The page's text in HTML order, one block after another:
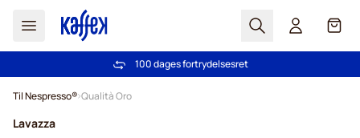
Søg Cart
Fri fragt ved køb over 349 kr.
100 dages fortrydelsesret
Til Nespresso® Qualità Oro
Lavazza